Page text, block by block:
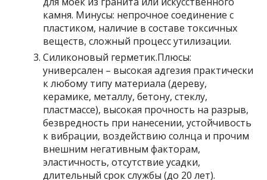
камня. Минусы: непрочное соединение с
пластиком, наличие в составе токсичных
веществ, сложный процесс утилизации.
Силиконовый герметик.Плюсы:
универсален – высокая адгезия практически
к любому типу материала (дереву,
керамике, металлу, бетону, стеклу,
пластмассе), высокая прочность на разрыв,
безвредность при нанесении, устойчивость
к вибрации, воздействию солнца и прочим
внешним негативным факторам,
эластичность, отсутствие усадки,
длительный срок службы (до 20 лет).